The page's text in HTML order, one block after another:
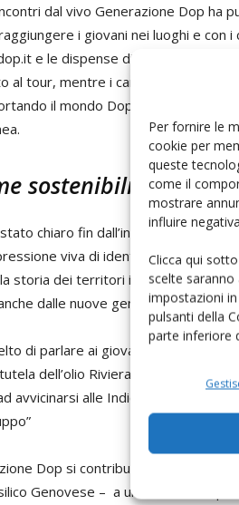
Per fornire le
cookie per
queste
come il
mostrare
influire
Clicca qui
scelte
impostazioni
pulsanti della
parte inferiore
dal vivo Generazione Dop ha
i giovani nei luoghi e con
e le dispense didattiche digitali
al tour, mentre i canali Instagram e
il mondo Dop dentro una
sostenibilità,
chiaro fin dall’inizio: raccontare
viva di identità,
storia dei territori italiani, ma che
dalle nuove generazioni.
di parlare ai giovani in modo
dell’olio Riviera Ligure – per
avvicinarsi alle Indicazioni
Dop si contribuisce – ha fatto
Genovese – a un obiettivo